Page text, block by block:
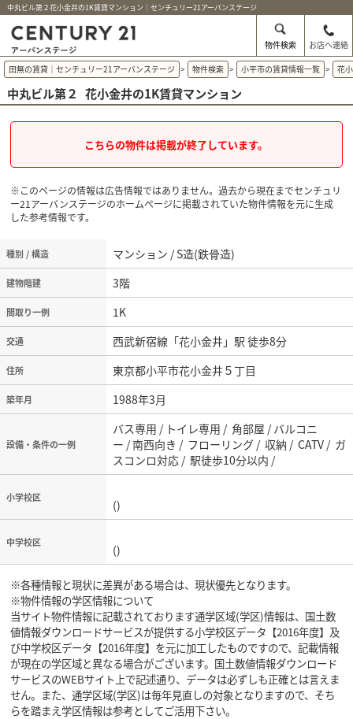
中丸ビル第２花小金井の1K賃貸マンション｜センチュリー21アーバンステージ
物件検索 お店へ連絡
田無の賃貸｜センチュリー21アーバンステージ > 物件検索 > 小平市の賃貸情報一覧 > 花
中丸ビル第２ 花小金井の1K賃貸マンション
こちらの物件は掲載が終了しています。
※このページの情報は広告情報ではありません。過去から現在までセンチュリ
ー21アーバンステージのホームぺージに掲載されていた物件情報を元に生成
した参考情報です。
種別 / 構造 マンション / S造(鉄骨造)
建物階建 3階
間取り一例 1K
交通 西武新宿線「花小金井」駅 徒歩8分
住所 東京都小平市花小金井５丁目
築年月 1988年3月
設備・条件の一例
バス専用 / トイレ専用 / 角部屋 / バルコニ
ー / 南西向き / フローリング / 収納 / CATV / ガ
スコンロ対応 / 駅徒歩10分以内 /
小学校区 ()
中学校区 ()
※各種情報と現状に差異がある場合は、現状優先となります。
※物件情報の学区情報について
当サイト物件情報に記載されております通学区域(学区)情報は、国土数
値情報ダウンロードサービスが提供する小学校区データ【2016年度】及
び中学校区データ【2016年度】を元に加工したものですので、記載情報
が現在の学区域と異なる場合がございます。国土数値情報ダウンロード
サービスのWEBサイト上で記述通り、データは必ずしも正確とは言えま
せん。また、通学区域(学区)は毎年見直しの対象となりますので、そち
らを踏まえ学区情報は参考としてご活用下さい。